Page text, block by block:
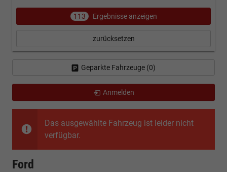
Das ausgewählte Fahrzeug ist leider nicht
verfügbar.
Ford
113 Ergebnisse anzeigen
zurücksetzen
Geparkte Fahrzeuge (0)
Anmelden